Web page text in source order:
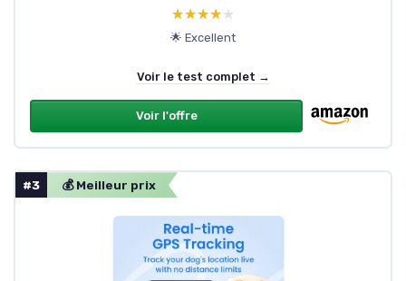
★★★★★
★★★★★
🌟 Excellent
Voir le test complet →
Voir l'offre
#3 💰 Meilleur prix